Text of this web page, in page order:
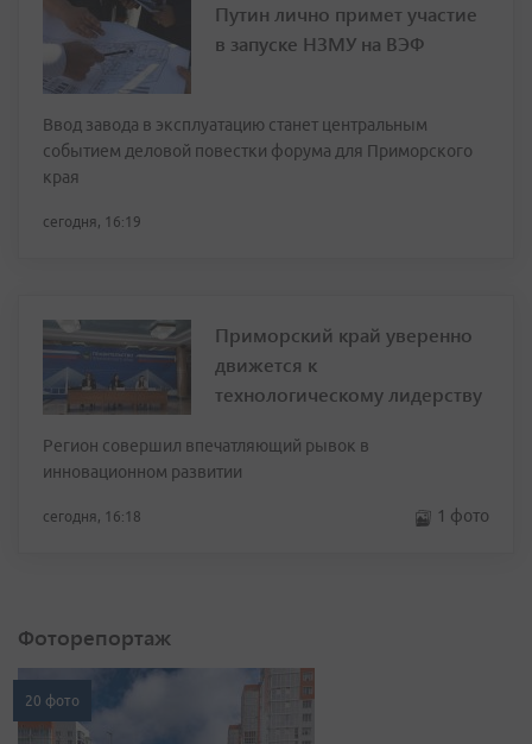
Путин лично примет участие
в запуске НЗМУ на ВЭФ
Ввод завода в эксплуатацию станет центральным
событием деловой повестки форума для Приморского
края
сегодня, 16:19
Приморский край уверенно
движется к
технологическому лидерству
Регион совершил впечатляющий рывок в
инновационном развитии
сегодня, 16:18 1 фото
Фоторепортаж
20 фото